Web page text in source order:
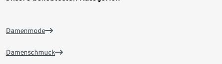
Damenmode
Damenschmuck